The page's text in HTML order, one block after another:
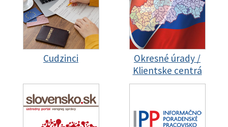
Cudzinci
Okresné úrady /
Klientske centrá